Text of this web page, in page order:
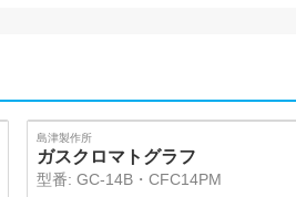
島津製作所
ガスクロマトグラフ
型番: GC-14B・CFC14PM